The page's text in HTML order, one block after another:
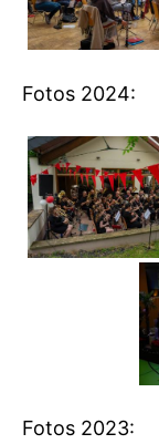
Fotos 2024:
Fotos 2023: